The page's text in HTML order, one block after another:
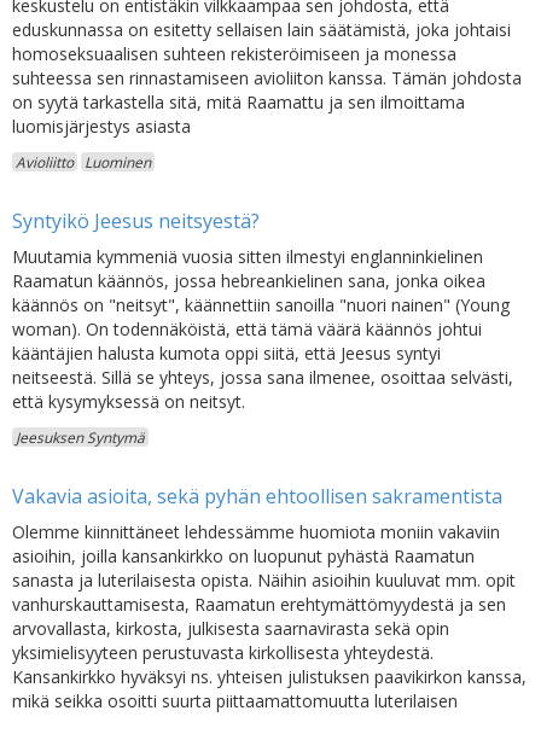
keskustelu on entistäkin vilkkaampaa sen johdosta, että
eduskunnassa on esitetty sellaisen lain säätämistä, joka johtaisi
homoseksuaalisen suhteen rekisteröimiseen ja monessa
suhteessa sen rinnastamiseen avioliiton kanssa. Tämän johdosta
on syytä tarkastella sitä, mitä Raamattu ja sen ilmoittama
luomisjärjestys asiasta
Avioliitto Luominen
Syntyikö Jeesus neitsyestä?
Muutamia kymmeniä vuosia sitten ilmestyi englanninkielinen
Raamatun käännös, jossa hebreankielinen sana, jonka oikea
käännös on "neitsyt", käännettiin sanoilla "nuori nainen" (Young
woman). On todennäköistä, että tämä väärä käännös johtui
kääntäjien halusta kumota oppi siitä, että Jeesus syntyi
neitseestä. Sillä se yhteys, jossa sana ilmenee, osoittaa selvästi,
että kysymyksessä on neitsyt.
Jeesuksen Syntymä
Vakavia asioita, sekä pyhän ehtoollisen sakramentista
Olemme kiinnittäneet lehdessämme huomiota moniin vakaviin
asioihin, joilla kansankirkko on luopunut pyhästä Raamatun
sanasta ja luterilaisesta opista. Näihin asioihin kuuluvat mm. opit
vanhurskauttamisesta, Raamatun erehtymättömyydestä ja sen
arvovallasta, kirkosta, julkisesta saarnavirasta sekä opin
yksimielisyyteen perustuvasta kirkollisesta yhteydestä.
Kansankirkko hyväksyi ns. yhteisen julistuksen paavikirkon kanssa,
mikä seikka osoitti suurta piittaamattomuutta luterilaisen